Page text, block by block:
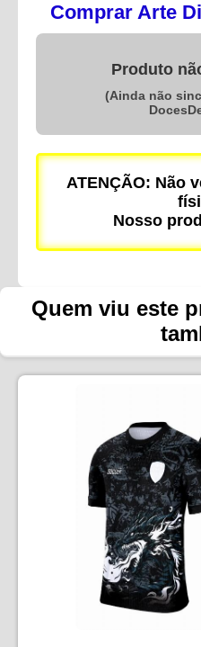
Comprar Arte
Produto
(Ainda não
ATENÇÃO: Não
Nosso
Quem viu este